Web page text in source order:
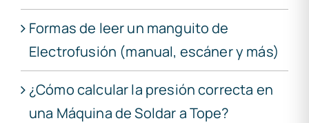
Formas de leer un manguito de
Electrofusión (manual, escáner y más)
¿Cómo calcular la presión correcta en
una Máquina de Soldar a Tope?